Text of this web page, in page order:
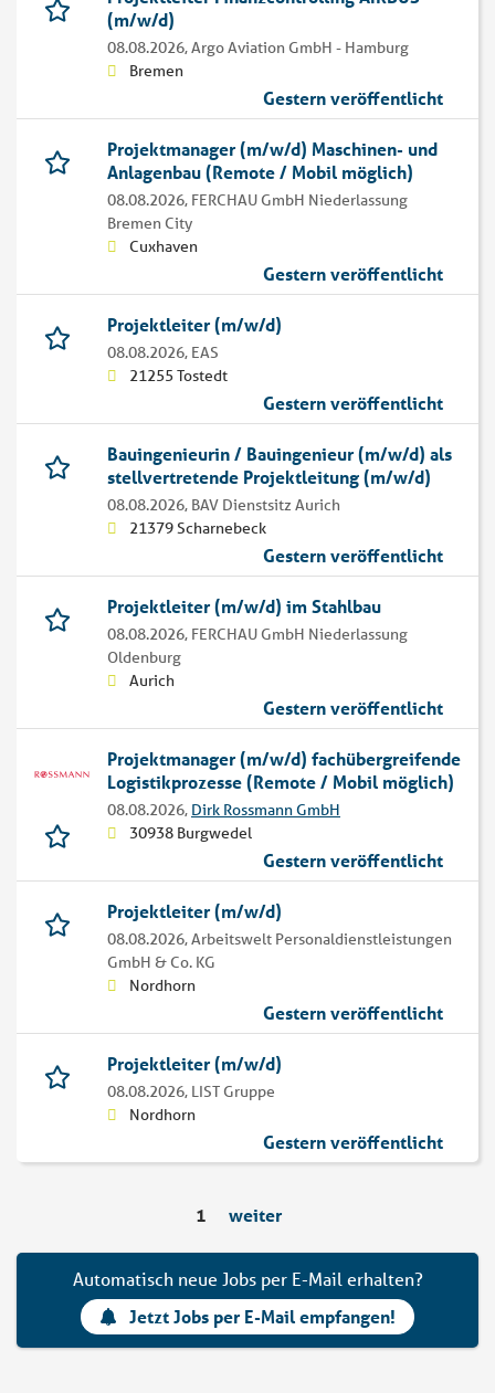
(m/w/d)
08.08.2026,Argo Aviation GmbH - Hamburg
Bremen
Gestern veröffentlicht
Projektmanager (m/w/d) Maschinen- und
Anlagenbau (Remote / Mobil möglich)
08.08.2026, FERCHAU GmbH Niederlassung
Bremen City
Cuxhaven
Gestern veröffentlicht
Projektleiter (m/w/d)
08.08.2026, EAS
21255 Tostedt
Gestern veröffentlicht
Bauingenieurin / Bauingenieur (m/w/d) als
stellvertretende Projektleitung (m/w/d)
08.08.2026, BAV Dienstsitz Aurich
21379 Scharnebeck
Gestern veröffentlicht
Projektleiter (m/w/d) im Stahlbau
08.08.2026, FERCHAU GmbH Niederlassung
Oldenburg
Aurich
Gestern veröffentlicht
Projektmanager (m/w/d) fachübergreifende
Logistikprozesse (Remote / Mobil möglich)
08.08.2026, Dirk Rossmann GmbH
30938 Burgwedel
Gestern veröffentlicht
Projektleiter (m/w/d)
08.08.2026,Arbeitswelt Personaldienstleistungen
GmbH & Co. KG
Nordhorn
Gestern veröffentlicht
Projektleiter (m/w/d)
08.08.2026, LIST Gruppe
Nordhorn
Gestern veröffentlicht
1 weiter
Automatisch neue Jobs per E-Mail erhalten?
Jetzt Jobs per E-Mail empfangen!